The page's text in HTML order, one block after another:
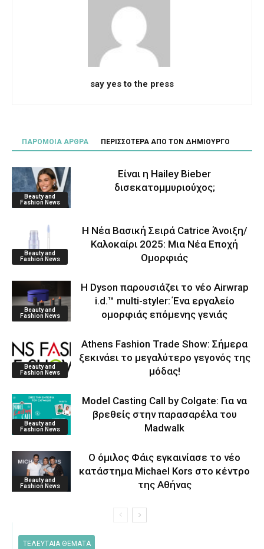
say yes to the press
ΠΑΡΟΜΟΙΑ ΑΡΘΡΑ ΠΕΡΙΣΣΟΤΕΡΑ ΑΠΟ ΤΟΝ ΔΗΜΙΟΥΡΓΟ
Beauty and
Fashion News
Είναι η Hailey Bieber
δισεκατομμυριούχος;
Beauty and
Fashion News
Η Νέα Βασική Σειρά Catrice Άνοιξη/
Καλοκαίρι 2025: Μια Νέα Εποχή
Ομορφιάς
Beauty and
Fashion News
Η Dyson παρουσιάζει το νέο Airwrap
i.d.™ multi-styler: Ένα εργαλείο
ομορφιάς επόμενης γενιάς
Beauty and
Fashion News
Athens Fashion Trade Show: Σήμερα
ξεκινάει το μεγαλύτερο γεγονός της
μόδας!
Beauty and
Fashion News
Model Casting Call by Colgate: Για να
βρεθείς στην παρασαρέλα του
Μadwalk
Beauty and
Fashion News
O όμιλος Φάις εγκαινίασε το νέο
κατάστημα Michael Kors στο κέντρο
της Αθήνας
ΤΕΛΕΥΤΑΙΑ ΘΕΜΑΤΑ